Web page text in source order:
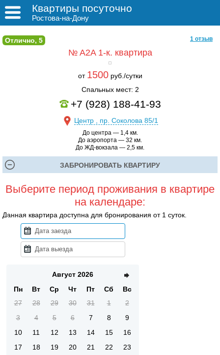
Квартиры посуточно
Ростова-на-Дону
1 отзыв
Отлично, 5
№ A2A1-к. квартира
от 1500руб./сутки
Спальных мест: 2
+7 (928) 188-41-93
Центр , пр. Соколова 85/1
До центра — 1,4 км.
До аэропорта — 32 км.
До ЖД-вокзала — 2,5 км.
ЗАБРОНИРОВАТЬ КВАРТИРУ
Выберите период проживания в квартире
на календаре:
Данная квартира доступна для бронирования от 1 суток.
Август 2026
Пн
Вт Ср Чт Пт Сб
Вс
27
28 29 30 31 1
2
3
4 5 6 7 8
9
10
11 12 13 14 15
16
17
18 19 20 21 22
23